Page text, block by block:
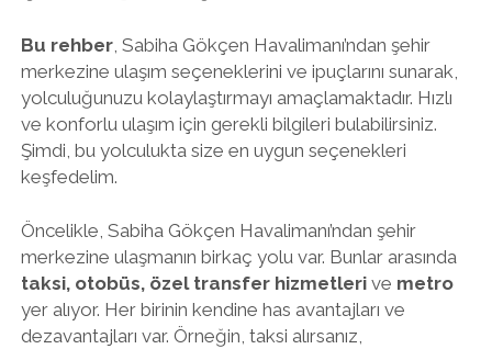
Bu rehber, Sabiha Gökçen Havalimanı’ndan şehir
merkezine ulaşım seçeneklerini ve ipuçlarını sunarak,
yolculuğunuzu kolaylaştırmayı amaçlamaktadır. Hızlı
ve konforlu ulaşım için gerekli bilgileri bulabilirsiniz.
Şimdi, bu yolculukta size en uygun seçenekleri
keşfedelim.
Öncelikle, Sabiha Gökçen Havalimanı’ndan şehir
merkezine ulaşmanın birkaç yolu var. Bunlar arasında
taksi, otobüs, özel transfer hizmetlerive metro
yer alıyor. Her birinin kendine has avantajları ve
dezavantajları var. Örneğin, taksi alırsanız,